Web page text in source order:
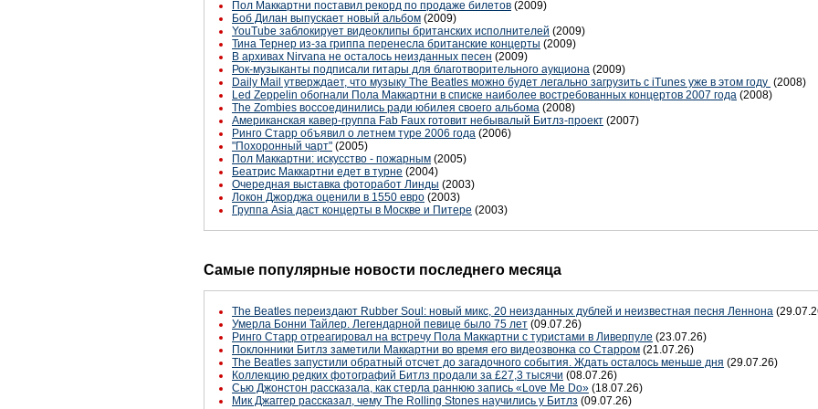
Пол Маккартни поставил рекорд по продаже билетов (2009)
Боб Дилан выпускает новый альбом (2009)
YouTube заблокирует видеоклипы британских исполнителей (2009)
Тина Тернер из-за гриппа перенесла британские концерты (2009)
В архивах Nirvana не осталось неизданных песен (2009)
Рок-музыканты подписали гитары для благотворительного аукциона (2009)
Daily Mail утверждает, что музыку The Beatles можно будет легально загрузить с iTunes уже в этом году (2008)
Led Zeppelin обогнали Пола Маккартни в списке наиболее востребованных концертов 2007 года (2008)
The Zombies воссоединились ради юбилея своего альбома (2008)
Американская кавер-группа Fab Faux готовит небывалый Битлз-проект (2007)
Ринго Старр объявил о летнем туре 2006 года (2006)
"Похоронный чарт" (2005)
Пол Маккартни: искусство - пожарным (2005)
Беатрис Маккартни едет в турне (2004)
Очередная выставка фоторабот Линды (2003)
Локон Джорджа оценили в 1550 евро (2003)
Группа Asia даст концерты в Москве и Питере (2003)
Самые популярные новости последнего месяца
The Beatles переиздают Rubber Soul: новый микс, 20 неизданных дублей и неизвестная песня Леннона
Умерла Бонни Тайлер. Легендарной певице было 75 лет (09.07.26)
Ринго Старр отреагировал на встречу Пола Маккартни с туристами в Ливерпуле (23.07.26)
Поклонники Битлз заметили Маккартни во время его видеозвонка со Старром (21.07.26)
The Beatles запустили обратный отсчет до загадочного события. Ждать осталось меньше дня (29.07.26)
Коллекцию редких фотографий Битлз продали за £27,3 тысячи (08.07.26)
Сью Джонстон рассказала, как стерла раннюю запись «Love Me Do» (18.07.26)
Мик Джаггер рассказал, чему The Rolling Stones научились у Битлз (09.07.26)